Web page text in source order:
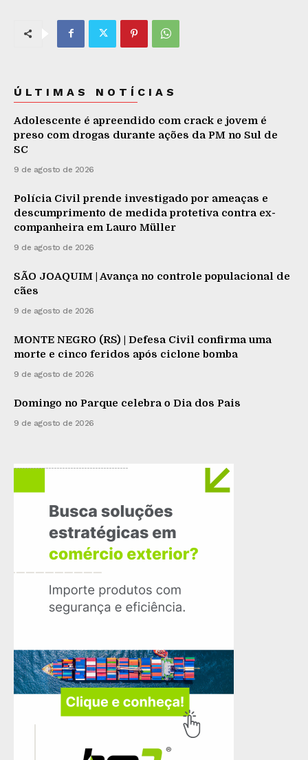
ÚLTIMAS NOTÍCIAS
Adolescente é apreendido com crack e jovem é
preso com drogas durante ações da PM no Sul de
SC
9 de agosto de 2026
Polícia Civil prende investigado por ameaças e
descumprimento de medida protetiva contra ex-
companheira em Lauro Müller
9 de agosto de 2026
SÃO JOAQUIM | Avança no controle populacional de
cães
9 de agosto de 2026
MONTE NEGRO (RS) | Defesa Civil confirma uma
morte e cinco feridos após ciclone bomba
9 de agosto de 2026
Domingo no Parque celebra o Dia dos Pais
9 de agosto de 2026